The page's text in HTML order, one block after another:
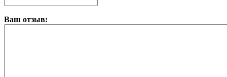
Ваш отзыв: